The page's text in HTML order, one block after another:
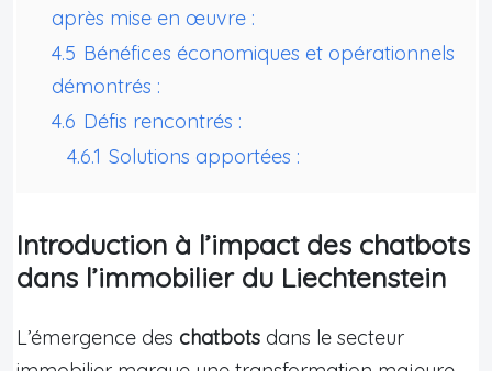
après mise en œuvre :
4.5 Bénéfices économiques et opérationnels
démontrés :
4.6 Défis rencontrés :
4.6.1 Solutions apportées :
Introduction à l’impact des chatbots
dans l’immobilier du Liechtenstein
L’émergence des chatbots dans le secteur